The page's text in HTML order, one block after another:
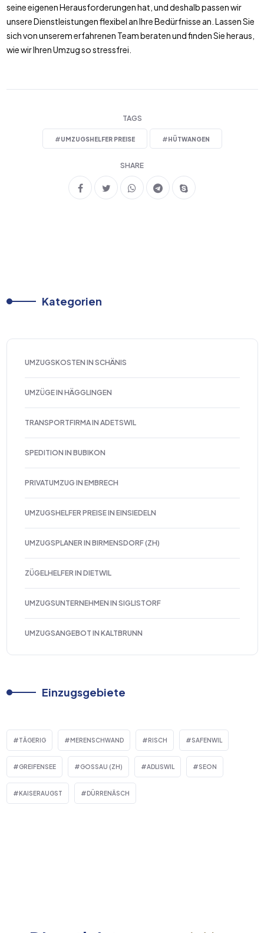
seine eigenen Herausforderungen hat, und deshalb passen wir
unsere Dienstleistungen flexibel an Ihre Bedürfnisse an. Lassen Sie
sich von unserem erfahrenen Team beraten und finden Sie heraus,
wie wir Ihren Umzug so stressfrei.
TAGS
#UMZUGSHELFER PREISE #HÜTWANGEN
SHARE
Kategorien
UMZUGSKOSTEN IN SCHÄNIS
UMZÜGE IN HÄGGLINGEN
TRANSPORTFIRMA IN ADETSWIL
SPEDITION IN BUBIKON
PRIVATUMZUG IN EMBRECH
UMZUGSHELFER PREISE IN EINSIEDELN
UMZUGSPLANER IN BIRMENSDORF (ZH)
ZÜGELHELFER IN DIETWIL
UMZUGSUNTERNEHMEN IN SIGLISTORF
UMZUGSANGEBOT IN KALTBRUNN
Einzugsgebiete
TÄGERIG MERENSCHWAND RISCH SAFENWIL
GREIFENSEE GOSSAU (ZH) ADLISWIL SEON
KAISERAUGST DÜRRENÄSCH